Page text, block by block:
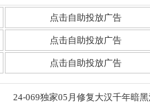
点击自助投放广告
点击自助投放广告
点击自助投放广告
24-069独家05月修复大汉千年暗